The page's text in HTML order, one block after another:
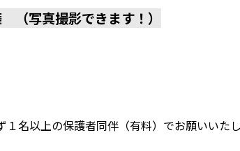
（写真撮影できます！）
名以上の保護者同伴（有料）でお願いいたし